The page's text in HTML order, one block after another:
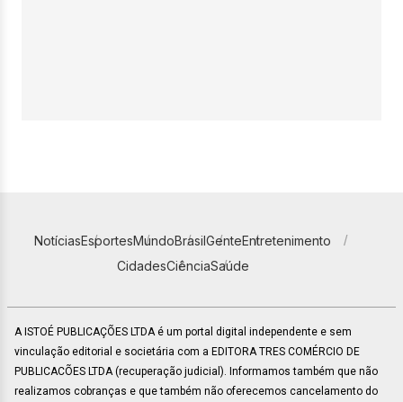
NotíciasEsportesMundoBrasilGenteEntretenimento
CidadesCiênciaSaúde
A ISTOÉ PUBLICAÇÕES LTDA é um portal digital independente e sem
vinculação editorial e societária com a EDITORA TRES COMÉRCIO DE
PUBLICACÕES LTDA (recuperação judicial). Informamos também que não
realizamos cobranças e que também não oferecemos cancelamento do